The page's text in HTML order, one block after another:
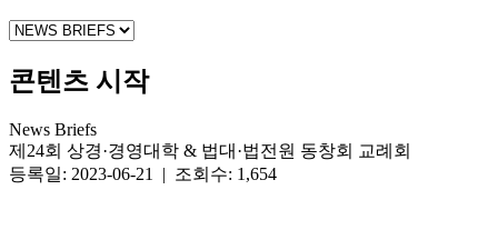
콘텐츠 시작
News Briefs
제24회 상경·경영대학 & 법대·법전원 동창회 교례회
등록일: 2023-06-21 | 조회수: 1,654